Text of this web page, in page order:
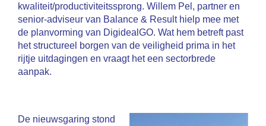
kwaliteit/productiviteitssprong. Willem Pel, partner en
senior-adviseur van Balance & Result hielp mee met
de planvorming van DigidealGO. Wat hem betreft past
het structureel borgen van de veiligheid prima in het
rijtje uitdagingen en vraagt het een sectorbrede
aanpak.
De nieuwsgaring stond